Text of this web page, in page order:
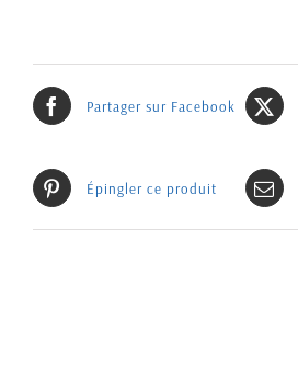
Partager sur Facebook
Épingler ce produit